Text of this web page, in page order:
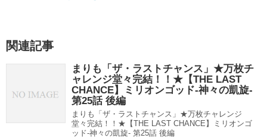
関連記事
まりも「ザ・ラストチャンス」★万枚チ
ャレンジ堂々完結！！★【THE LAST
CHANCE】ミリオンゴッド-神々の凱旋-
第25話 後編
まりも「ザ・ラストチャンス」★万枚チャレンジ
堂々完結！！★【THE LAST CHANCE】ミリオンゴ
ッド-神々の凱旋- 第25話 後編